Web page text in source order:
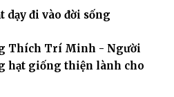
dạy đi vào đời sống
Thích Trí Minh - Người
hạt giống thiện lành cho